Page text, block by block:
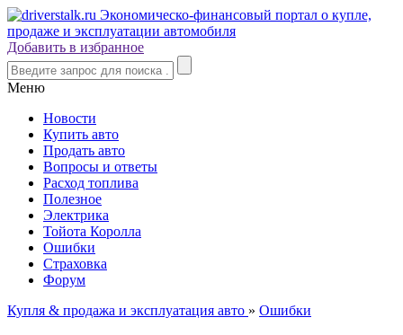
Добавить в избранное
Меню
Новости
Купить авто
Продать авто
Вопросы и ответы
Расход топлива
Полезное
Электрика
Тойота Королла
Ошибки
Страховка
Форум
Купля & продажа и эксплуатация авто » Ошибки